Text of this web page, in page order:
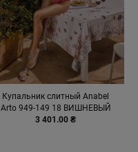
Купальник слитный Anabel
Arto 949-149 18 ВИШНЕВЫЙ
3 401.00 ₴